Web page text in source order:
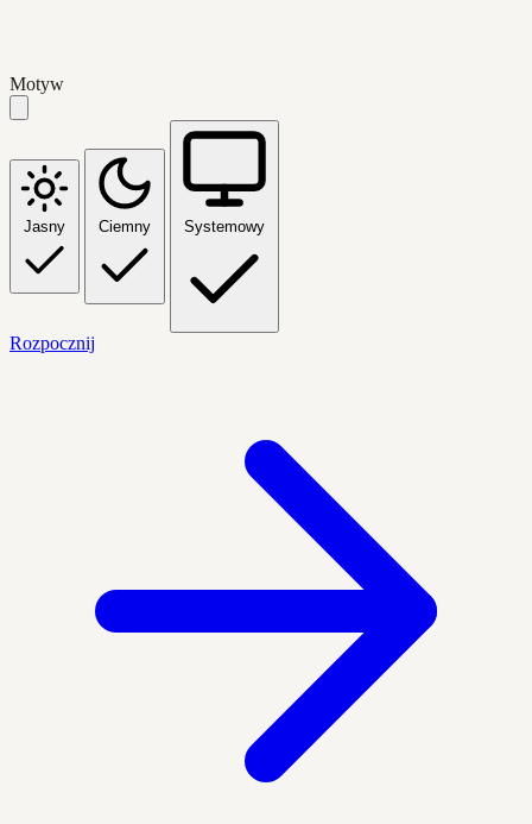
Motyw
Jasny Ciemny Systemowy
Rozpocznij